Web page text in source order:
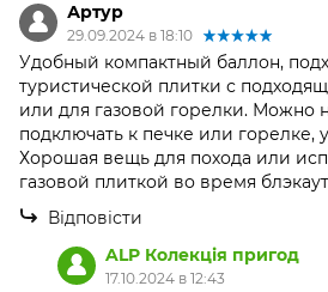
Артур
29.09.2024 в 18:10
Удобный компактный баллон,
туристической плитки с
или для газовой горелки. Можно
подключать к печке или горелке,
Хорошая вещь для похода или
газовой плиткой во время
Відповісти
ALP Колекція пригод
17.10.2024 в 12:43